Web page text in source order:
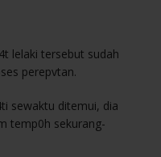
lelaki tersebut sudah
perepvtan.
sewaktu ditemui, dia
temp0h sekurang-